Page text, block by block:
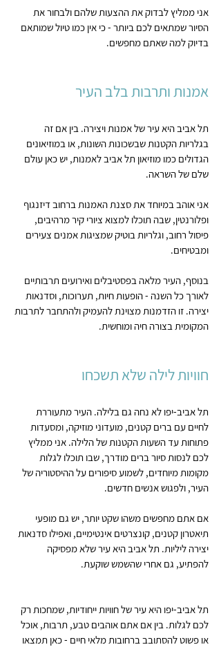
אני ממליץ לבדוק את ההצעות שלהם ולבחור את
הסיור שמתאים לכם ביותר - כי אין כמו טיול שמותאם
בדיוק למה שאתם מחפשים.
אמנות ותרבות בלב העיר
תל אביב היא עיר של אמנות ויצירה. בין אם זה
בגלריות הקטנות שבשכונות השונות, או במוזיאונים
הגדולים כמו מוזיאון תל אביב לאמנות, יש כאן עולם
שלם של השראה.
אני אוהב במיוחד את סצנת האמנות ברחוב דיזנגוף
ופלורנטין, שבה תוכלו למצוא ציורי קיר מרהיבים,
פיסול רחוב, וגלריות בוטיק שמציגות אמנים צעירים
ומבטיחים.
בנוסף, העיר מלאה בפסטיבלים ואירועים תרבותיים
לאורך כל השנה - הופעות חיות, תערוכות, וסדנאות
יצירה. זו הזדמנות מצוינת להעמיק ולהתחבר לתרבות
המקומית בצורה חיה ומוחשית.
חוויות לילה שלא תשכחו
תל אביב-יפו לא נחה גם בלילה. העיר מתעוררת
לחיים עם ברים קטנים, מועדוני מוזיקה, ומסעדות
פתוחות עד השעות הקטנות של הלילה. אני ממליץ
לכם לנסות סיור ברים מודרך, שבו תוכלו לגלות
מקומות מיוחדים, לשמוע סיפורים על ההיסטוריה של
העיר, ולפגוש אנשים חדשים.
אם אתם מחפשים משהו שקט יותר, יש גם מופעי
תיאטרון קטנים, קונצרטים אינטימיים, ואפילו סדנאות
יצירה ליליות. תל אביב היא עיר שלא מפסיקה
להפתיע, גם אחרי שהשמש שוקעת.
תל אביב-יפו היא עיר של חוויות ייחודיות, שמחכות רק
לכם לגלות. בין אם אתם אוהבים טבע, תרבות, אוכל
או פשוט להסתובב ברחובות מלאי חיים - כאן תמצאו